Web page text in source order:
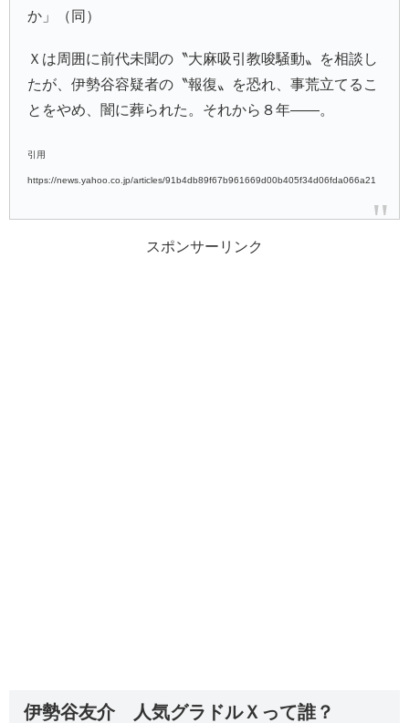
か」（同）
Ｘは周囲に前代未聞の〝大麻吸引教唆騒動〟を相談し
たが、伊勢谷容疑者の〝報復〟を恐れ、事荒立てるこ
とをやめ、闇に葬られた。それから８年――。
引用
https://news.yahoo.co.jp/articles/91b4db89f67b961669d00b405f34d06fda066a21
スポンサーリンク
伊勢谷友介 人気グラドルＸって誰？